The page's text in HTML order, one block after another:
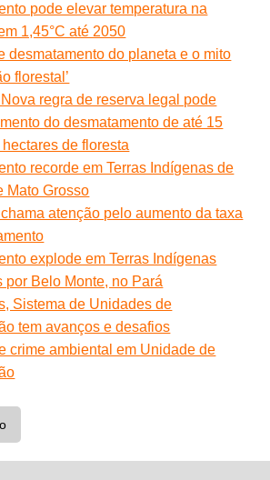
pode elevar temperatura na
1,45°C até 2050
desmatamento do planeta e o mito
florestal’
regra de reserva legal pode
do desmatamento de até 15
de floresta
recorde em Terras Indígenas de
Mato Grosso
atenção pelo aumento da taxa
explode em Terras Indígenas
por Belo Monte, no Pará
Sistema de Unidades de
tem avanços e desafios
crime ambiental em Unidade de